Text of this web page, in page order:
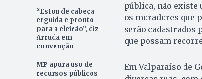
“Estou de cabeça
erguida e pronto
para a eleição”, diz
Arruda em
convenção
MP apura uso de
recursos públicos
pública, não existe
os moradores que
serão cadastrados
que possam
Em Valparaíso de